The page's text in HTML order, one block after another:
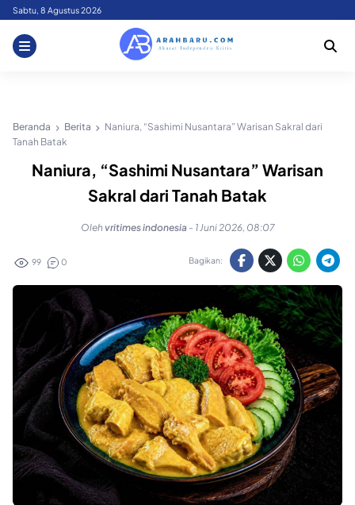
Skip
content
Sabtu, 8 Agustus 2026
Beranda Berita
Naniura, “Sashimi Nusantara” Warisan Sakral dari
Tanah Batak
Naniura, “Sashimi Nusantara” Warisan
Sakral dari Tanah Batak
Oleh vritimes indonesia - 1 Juni 2026, 08:07
99 0 Bagikan: